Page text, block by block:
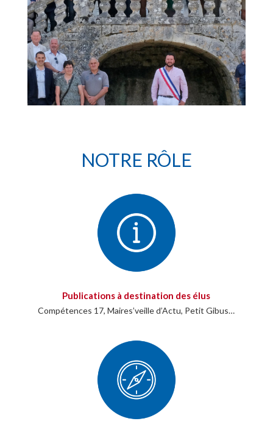
NOTRE RÔLE
Publications à destination des élus
Compétences 17, Maires’veille d’Actu, Petit Gibus…